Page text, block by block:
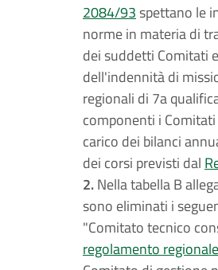
2084/93spettano le
norme in materia di
dei suddetti Comitati
dell'indennità di
regionali di 7a
componenti i
carico dei bilanci
dei corsi previsti dal
2.Nella tabella B
sono eliminati i
"Comitato tecnico
regolamento